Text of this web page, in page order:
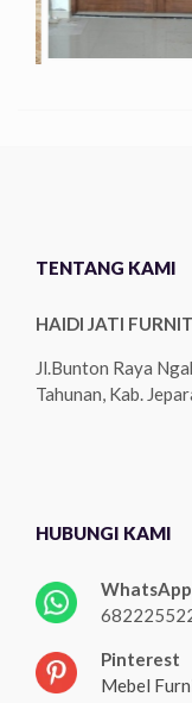
TENTANG KAMI
HAIDI JATI
Jl.Bunton Raya
Tahunan, Kab.
HUBUNGI KAMI
WhatsApp
Pinterest
Mebel